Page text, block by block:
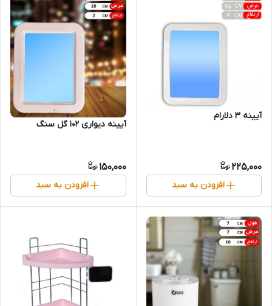
آیینه 3 دلارام
225,000
افزودن به سبد
آیینه دیواری 102 گل سنگ
150,000
افزودن به سبد